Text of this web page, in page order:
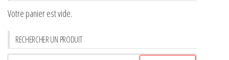
Votre panier est vide.
RECHERCHER UN PRODUIT